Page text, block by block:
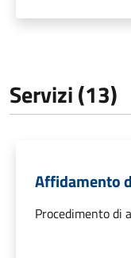
Servizi (13)
Affidamento
Procedimento di